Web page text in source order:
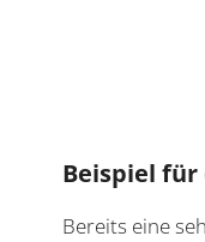
Beispiel
Bereits eine